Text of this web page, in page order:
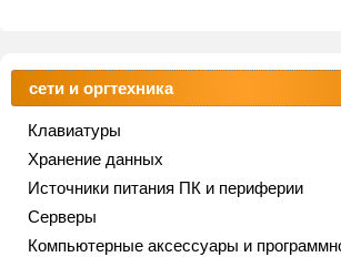
сети и оргтехника
Клавиатуры
Хранение данных
Источники питания ПК и периферии
Серверы
Компьютерные аксессуары и